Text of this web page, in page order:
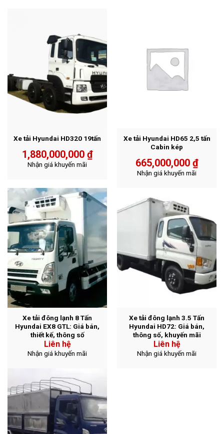
Xe tải Hyundai HD320 19tấn
1,880,000,000 ₫
Nhận giá khuyến mãi
Xe tải Hyundai HD65 2,5 tấn
Cabin kép
665,000,000 ₫
Nhận giá khuyến mãi
Xe tải đông lạnh 8 Tấn
Hyundai EX8 GTL: Giá bán,
thiết kế, thông số
Liên hệ
Nhận giá khuyến mãi
Xe tải đông lạnh 3.5 Tấn
Hyundai HD72: Giá bán,
thông số, khuyến mãi
Liên hệ
Nhận giá khuyến mãi